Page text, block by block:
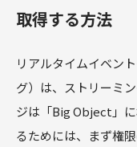
取得する方法
リアルタイムイベン
グ）は、ストリーミ
ジは「Big Object」
るためには、まず権